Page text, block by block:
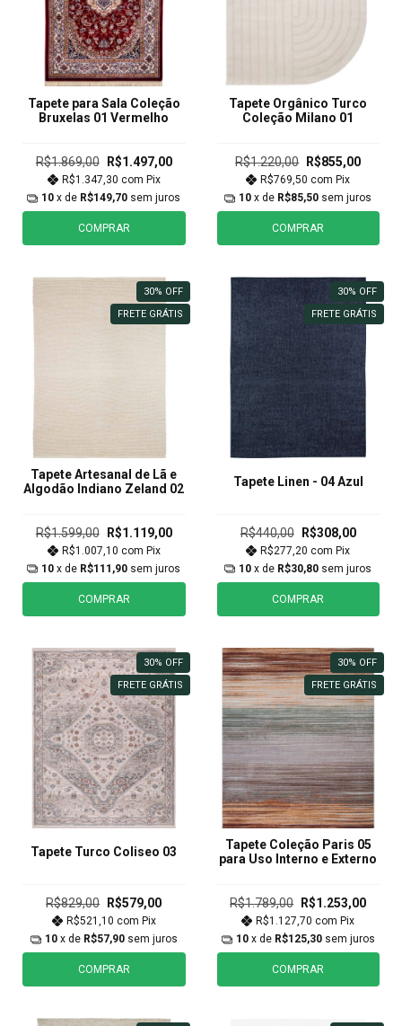
Tapete para Sala Coleção
Bruxelas 01 Vermelho
R$1.869,00 R$1.497,00
R$1.347,30 com Pix
10 x de R$149,70 sem juros
COMPRAR
Tapete Orgânico Turco
Coleção Milano 01
R$1.220,00 R$855,00
R$769,50com Pix
10 x de R$85,50 sem juros
COMPRAR
30% OFF
FRETE GRÁTIS
Tapete Artesanal de Lã e
Algodão Indiano Zeland 02
R$1.599,00 R$1.119,00
R$1.007,10 com Pix
10 x de R$111,90 sem juros
COMPRAR
30% OFF
FRETE GRÁTIS
Tapete Linen - 04 Azul
R$440,00 R$308,00
R$277,20com Pix
10 x de R$30,80 sem juros
COMPRAR
30% OFF
FRETE GRÁTIS
Tapete Turco Coliseo 03
R$829,00 R$579,00
R$521,10 com Pix
10 x de R$57,90 sem juros
COMPRAR
30% OFF
FRETE GRÁTIS
Tapete Coleção Paris 05
para Uso Interno e Externo
R$1.789,00 R$1.253,00
R$1.127,70com Pix
10 x de R$125,30 sem juros
COMPRAR